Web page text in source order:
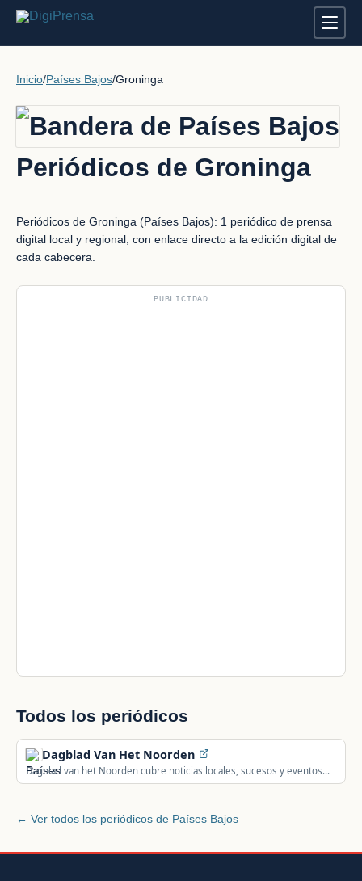
Inicio/Países Bajos/Groninga
Periódicos de Groninga
Periódicos de Groninga (Países Bajos): 1 periódico de prensa
digital local y regional, con enlace directo a la edición digital de
cada cabecera.
PUBLICIDAD
Todos los periódicos
Dagblad Van Het Noorden
Dagblad van het Noorden cubre noticias locales, sucesos y eventos
de Groninga y Drenthe.
← Ver todos los periódicos de Países Bajos